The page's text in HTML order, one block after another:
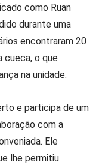
como Ruan
durante uma
encontraram 20
cueca, o que
na unidade.
e participa de um
com a
Ele
lhe permitiu